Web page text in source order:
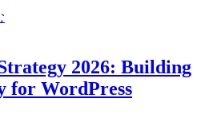
2026: Building
for WordPress